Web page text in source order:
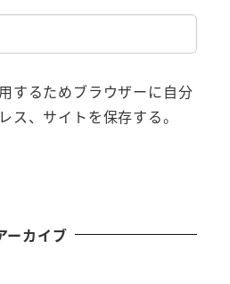
するためブラウザーに自分
ス、サイトを保存する。
ーカイブ